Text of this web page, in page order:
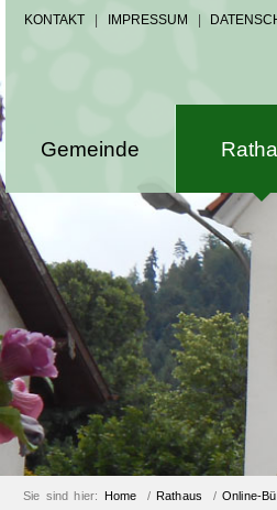
KONTAKT IMPRESSUM
Gemeinde
Sie sind hier: Home / Rathaus / Online-